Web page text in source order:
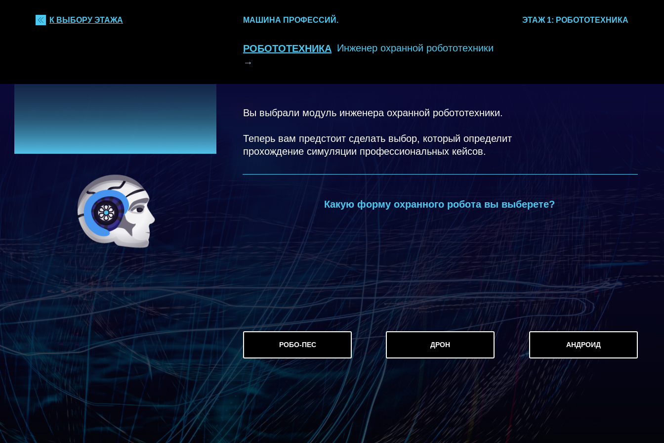
МАШИНА ПРОФЕССИЙ. ЭТАЖ 1: РОБОТОТЕХНИКА
К ВЫБОРУ ЭТАЖА
Инженер охранной робототехники
РОБОТОТЕХНИКА
→
Какую форму охранного робота вы выберете?
РОБО-ПЕС ДРОН
Вы выбрали модуль инженера охранной робототехники.
Теперь вам предстоит сделать выбор, который определит
прохождение симуляции профессиональных кейсов.
АНДРОИД